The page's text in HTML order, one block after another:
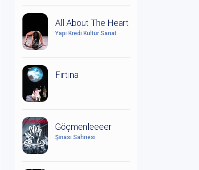
All About The Heart
Yapı Kredi Kültür Sanat
Fırtına
Göçmenleeeer
Şinasi Sahnesi